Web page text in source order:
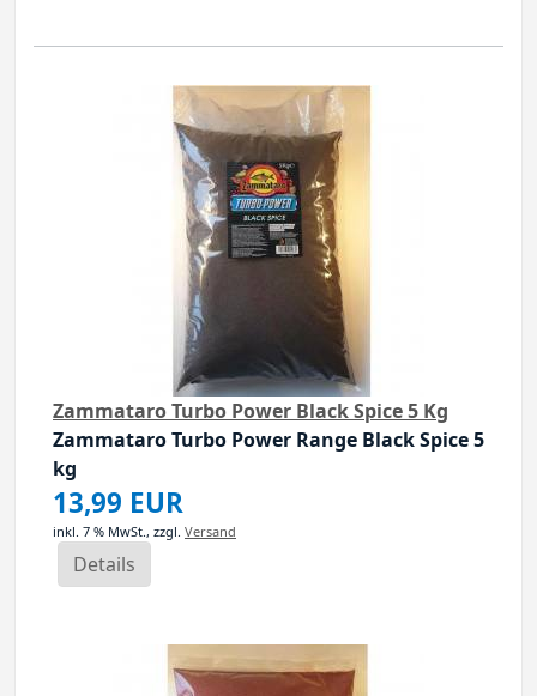
Zammataro Turbo Power Black Spice 5 Kg
Zammataro Turbo Power Range Black Spice5
kg
13,99 EUR
inkl. 7 % MwSt., zzgl. Versand
Details